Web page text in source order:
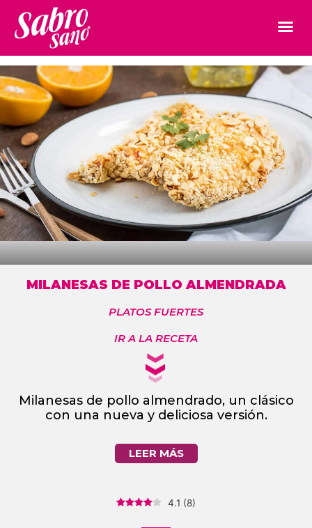
MILANESAS DE POLLO ALMENDRADA
PLATOS FUERTES
IR A LA RECETA
Milanesas de pollo almendrado, un clásico
con una nueva y deliciosa versión.
LEER MÁS
4.1 (8)